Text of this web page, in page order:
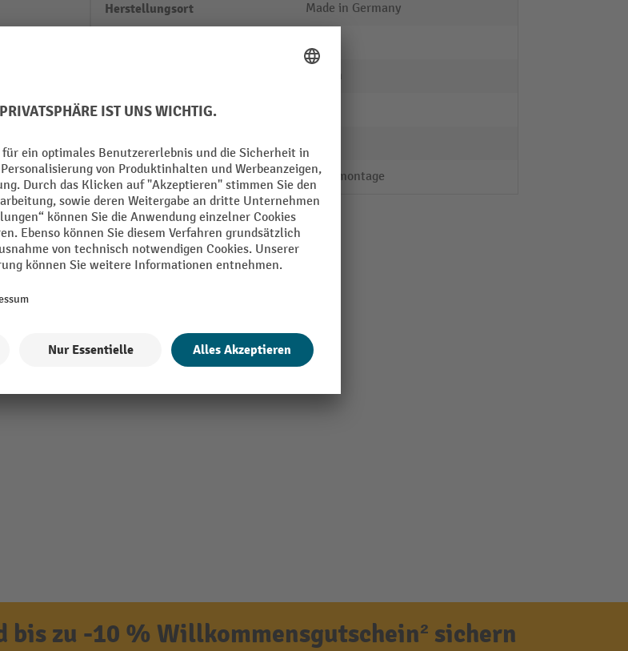
Herstellungsort Made in Germany
25 mm
Marke
Mittelanschläge
Montage Steckmontage
Alle technische Details anzeigen
zu -10 % Willkommensgutschein² sichern